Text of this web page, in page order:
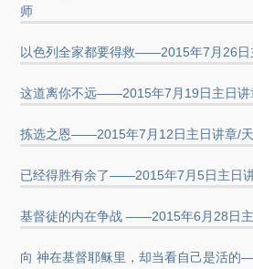
师
以色列全家都要得救——2015年7月26日
这道离你不远——2015年7月19日主日讲
拣选之恩——2015年7月12日主日讲章/
已经得胜有余了——2015年7月5日主日
基督徒的内在争战 ——2015年6月28日
向 神在基督耶稣里，却当看自己是活